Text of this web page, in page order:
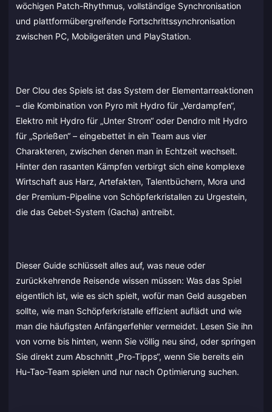
wöchigen Patch-Rhythmus, vollständige Synchronisation
und plattformübergreifende Fortschrittssynchronisation
zwischen PC, Mobilgeräten und PlayStation.
Der Clou des Spiels ist das System der Elementarreaktionen
– die Kombination von Pyro mit Hydro für „Verdampfen“,
Elektro mit Hydro für „Unter Strom“ oder Dendro mit Hydro
für „Sprießen“ – eingebettet in ein Team aus vier
Charakteren, zwischen denen man in Echtzeit wechselt.
Hinter den rasanten Kämpfen verbirgt sich eine komplexe
Wirtschaft aus Harz, Artefakten, Talentbüchern, Mora und
der Premium-Pipeline von Schöpferkristallen zu Urgestein,
die das Gebet-System (Gacha) antreibt.
Dieser Guide schlüsselt alles auf, was neue oder
zurückkehrende Reisende wissen müssen: Was das Spiel
eigentlich ist, wie es sich spielt, wofür man Geld ausgeben
sollte, wie man Schöpferkristalle effizient auflädt und wie
man die häufigsten Anfängerfehler vermeidet. Lesen Sie ihn
von vorne bis hinten, wenn Sie völlig neu sind, oder springen
Sie direkt zum Abschnitt „Pro-Tipps“, wenn Sie bereits ein
Hu-Tao-Team spielen und nur nach Optimierung suchen.